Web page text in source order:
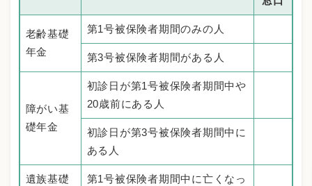
老齢基礎
年金
第1号被保険者期間のみの人
第3号被保険者期間がある人
障がい基
礎年金
初診日が第1号被保険者期間中や
20歳前にある人
初診日が第3号被保険者期間中に
ある人
遺族基礎
第1号被保険者期間中に亡くなっ